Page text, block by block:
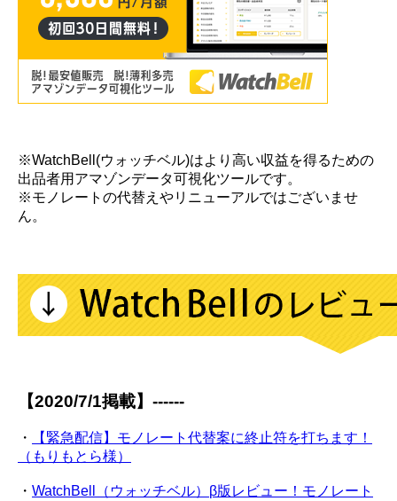
※WatchBell(ウォッチベル)はより高い収益を得るための
出品者用アマゾンデータ可視化ツールです。
※モノレートの代替えやリニューアルではございませ
ん。
【2020/7/1掲載】------
・
【緊急配信】モノレート代替案に終止符を打ちます！
（もりもとら様）
・ WatchBell（ウォッチベル）β版レビュー！モノレート